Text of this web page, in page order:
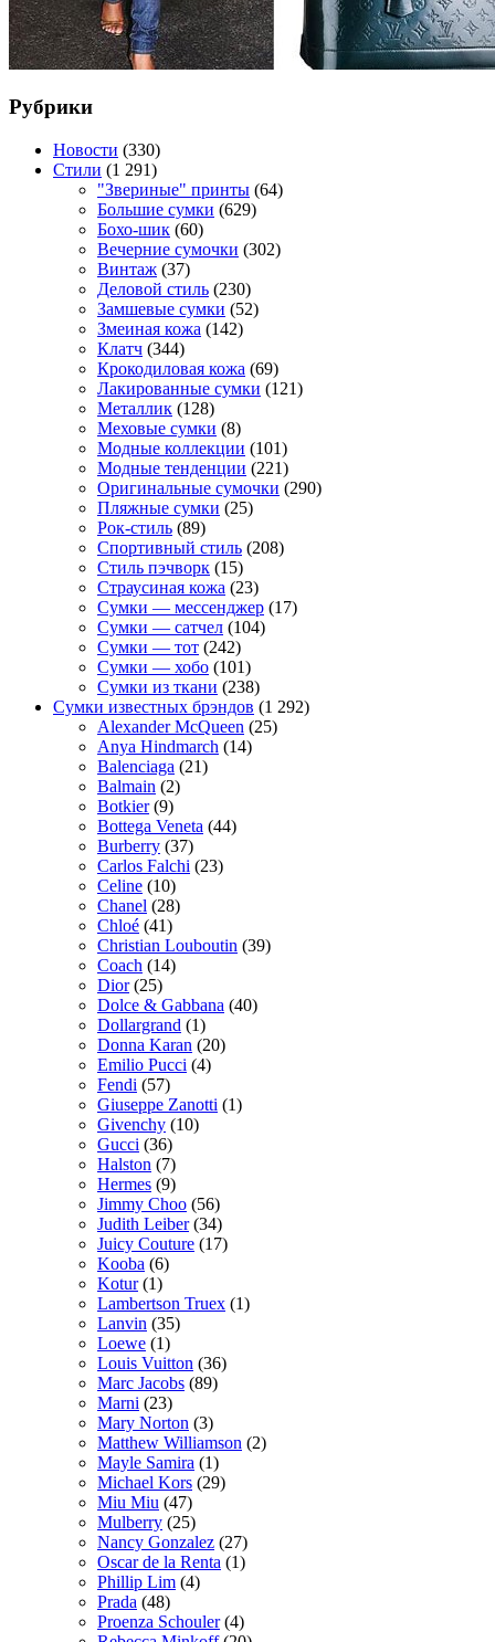
Рубрики
Новости (330)
Стили (1 291)
"Звериные" принты (64)
Большие сумки (629)
Бохо-шик (60)
Вечерние сумочки (302)
Винтаж (37)
Деловой стиль (230)
Замшевые сумки (52)
Змеиная кожа (142)
Клатч (344)
Крокодиловая кожа (69)
Лакированные сумки (121)
Металлик (128)
Меховые сумки (8)
Модные коллекции (101)
Модные тенденции (221)
Оригинальные сумочки (290)
Пляжные сумки (25)
Рок-стиль (89)
Спортивный стиль (208)
Стиль пэчворк (15)
Страусиная кожа (23)
Сумки — мессенджер (17)
Сумки — сатчел (104)
Сумки — тот (242)
Сумки — хобо (101)
Сумки из ткани (238)
Сумки известных брэндов (1 292)
Alexander McQueen (25)
Anya Hindmarch (14)
Balenciaga (21)
Balmain (2)
Botkier(9)
Bottega Veneta (44)
Burberry (37)
Carlos Falchi (23)
Celine (10)
Chanel (28)
Chloé (41)
Christian Louboutin (39)
Coach (14)
Dior(25)
Dolce & Gabbana (40)
Dollargrand (1)
Donna Karan (20)
Emilio Pucci (4)
Fendi (57)
Giuseppe Zanotti (1)
Givenchy (10)
Gucci (36)
Halston (7)
Hermes (9)
Jimmy Choo (56)
Judith Leiber(34)
Juicy Couture (17)
Kooba (6)
Kotur(1)
Lambertson Truex (1)
Lanvin (35)
Loewe (1)
Louis Vuitton (36)
Marc Jacobs (89)
Marni (23)
Mary Norton (3)
Matthew Williamson (2)
Mayle Samira (1)
Michael Kors (29)
Miu Miu (47)
Mulberry (25)
Nancy Gonzalez (27)
Oscar de la Renta (1)
Phillip Lim (4)
Prada (48)
Proenza Schouler(4)